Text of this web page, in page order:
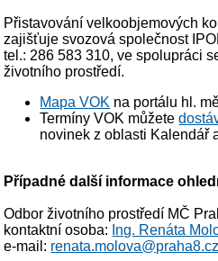
Přistavování velkoobjemových
zajišťuje svozová společnost
tel.: 286 583 310, ve spolupráci
životního prostředí.
Mapa VOK na portálu hl.
Termíny VOK můžete
novinek z oblasti Kalendář
Případné další informace
Odbor životního prostředí MČ
kontaktní osoba: Ing. Renáta
e-mail: renata.molova@praha8.cz